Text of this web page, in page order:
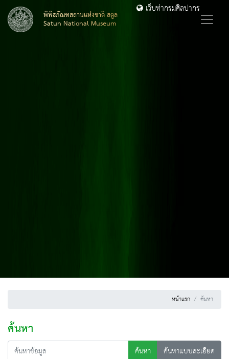
พิพิธภัณฑสถานแห่งชาติ สตูล
Satun National Museum
เว็บท่ากรมศิลปากร
หน้าแรก ค้นหา
ค้นหา
ค้นหา
ค้นหาแบบละเอียด